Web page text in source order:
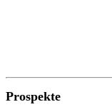
Prospekte